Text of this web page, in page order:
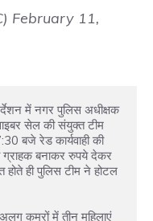
February 11,
सेल की संयुक्त टीम
बजे रेड कार्यवाही की
ग्राहक बनाकर रुपये देकर
ही पुलिस टीम ने होटल